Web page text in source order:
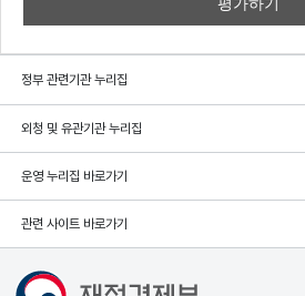
정부 관련기관 누리집
외청 및 유관기관 누리집
운영 누리집 바로가기
관련 사이트 바로가기